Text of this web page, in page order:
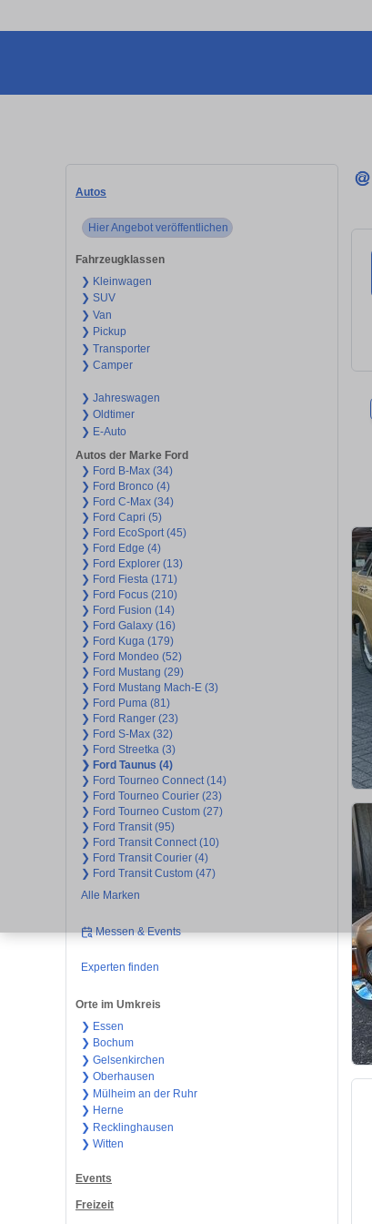
Autos
Hier Angebot veröffentlichen
Fahrzeugklassen
❯ Kleinwagen
❯ SUV
❯ Van
❯ Pickup
❯ Transporter
❯ Camper
❯ Jahreswagen
❯ Oldtimer
❯ E-Auto
Autos der Marke Ford
❯ Ford B-Max (34)
❯ Ford Bronco (4)
❯ Ford C-Max (34)
❯ Ford Capri (5)
❯ Ford EcoSport (45)
❯ Ford Edge (4)
❯ Ford Explorer (13)
❯ Ford Fiesta (171)
❯ Ford Focus (210)
❯ Ford Fusion (14)
❯ Ford Galaxy (16)
❯ Ford Kuga (179)
❯ Ford Mondeo (52)
❯ Ford Mustang (29)
❯ Ford Mustang Mach-E (3)
❯ Ford Puma (81)
❯ Ford Ranger (23)
❯ Ford S-Max (32)
❯ Ford Streetka (3)
❯ Ford Taunus (4)
❯ Ford Tourneo Connect (14)
❯ Ford Tourneo Courier (23)
❯ Ford Tourneo Custom (27)
❯ Ford Transit (95)
❯ Ford Transit Connect (10)
❯ Ford Transit Courier (4)
❯ Ford Transit Custom (47)
Alle Marken
Messen & Events
Experten finden
Orte im Umkreis
❯ Essen
❯ Bochum
❯ Gelsenkirchen
❯ Oberhausen
❯ Mülheim an der Ruhr
❯ Herne
❯ Recklinghausen
❯ Witten
Events
Freizeit